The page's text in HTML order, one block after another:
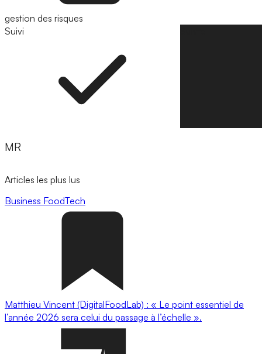
gestion des risques
Suivi
MR
Articles les plus lus
Business FoodTech
Matthieu Vincent (DigitalFoodLab) : « Le point essentiel de
l’année 2026 sera celui du passage à l’échelle ».